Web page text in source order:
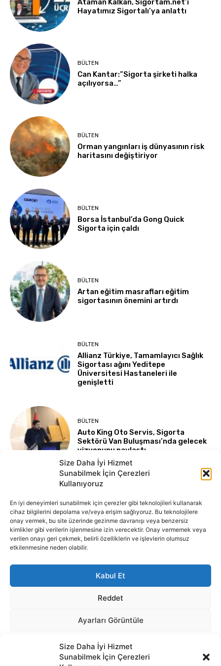
Size Daha İyi Hizmet
Sunabilmek İçin Çerezleri